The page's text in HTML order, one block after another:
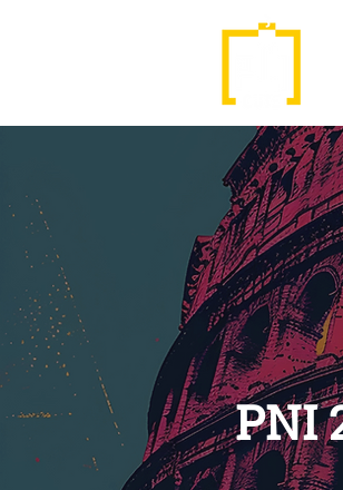
PNI